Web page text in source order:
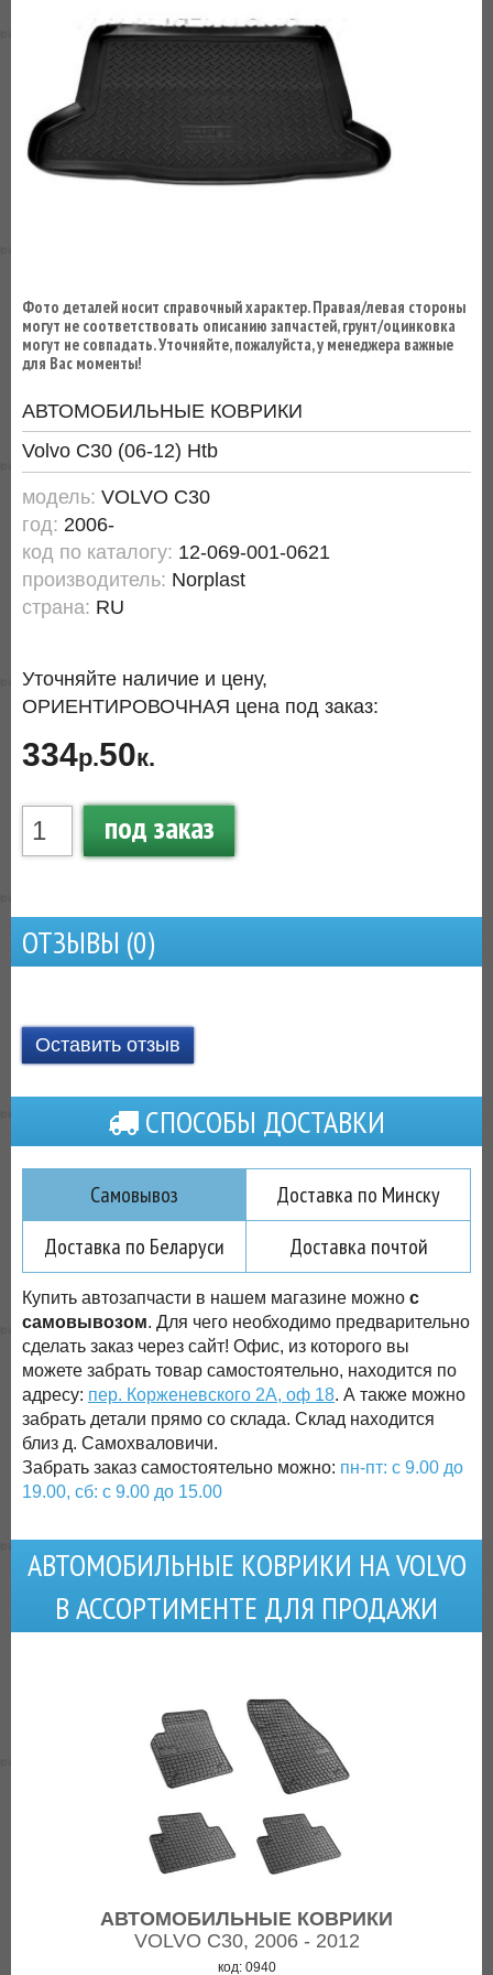
Фото деталей носит справочный характер. Правая/левая стороны
могут не соответствовать описанию запчастей, грунт/оцинковка
могут не совпадать. Уточняйте, пожалуйста, у менеджера важные
для Вас моменты!
АВТОМОБИЛЬНЫЕ КОВРИКИ
Volvo C30 (06-12) Htb
модель: VOLVO C30
год: 2006-
код по каталогу: 12-069-001-0621
производитель: Norplast
страна: RU
Уточняйте наличие и цену,
ОРИЕНТИРОВОЧНАЯ цена под заказ:
334р.50к.
под заказ
ОТЗЫВЫ (0)
Оставить отзыв
СПОСОБЫ ДОСТАВКИ
Самовывоз
Доставка по Минску
Доставка по Беларуси
Доставка почтой
Купить автозапчасти в нашем магазине можно с
самовывозом. Для чего необходимо предварительно
сделать заказ через сайт! Офис, из которого вы
можете забрать товар самостоятельно, находится по
адресу: пер. Корженевского 2А, оф 18. А также можно
забрать детали прямо со склада. Склад находится
близ д. Самохваловичи.
Забрать заказ самостоятельно можно: пн-пт: с 9.00 до
19.00, сб: с 9.00 до 15.00
АВТОМОБИЛЬНЫЕ КОВРИКИ НА VOLVO
В АССОРТИМЕНТЕ ДЛЯ ПРОДАЖИ
АВТОМОБИЛЬНЫЕ КОВРИКИ
VOLVO C30, 2006 - 2012
код: 0940